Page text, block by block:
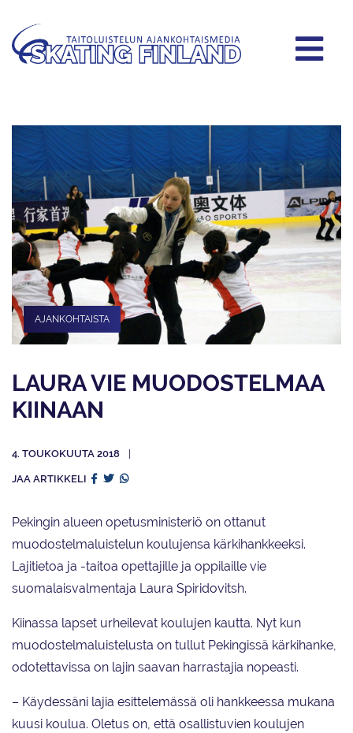
AJANKOHTAISTA
LAURA VIE MUODOSTELMAA
KIINAAN
4. TOUKOKUUTA 2018
JAA ARTIKKELI
Pekingin alueen opetusministeriö on ottanut
muodostelmaluistelun koulujensa kärkihankkeeksi.
Lajitietoa ja -taitoa opettajille ja oppilaille vie
suomalaisvalmentaja Laura Spiridovitsh.
Kiinassa lapset urheilevat koulujen kautta. Nyt kun
muodostelmaluistelusta on tullut Pekingissä kärkihanke,
odotettavissa on lajin saavan harrastajia nopeasti.
– Käydessäni lajia esittelemässä oli hankkeessa mukana
kuusi koulua. Oletus on, että osallistuvien koulujen